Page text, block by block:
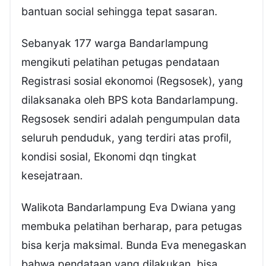
bantuan social sehingga tepat sasaran.
Sebanyak 177 warga Bandarlampung
mengikuti pelatihan petugas pendataan
Registrasi sosial ekonomoi (Regsosek), yang
dilaksanaka oleh BPS kota Bandarlampung.
Regsosek sendiri adalah pengumpulan data
seluruh penduduk, yang terdiri atas profil,
kondisi sosial, Ekonomi dqn tingkat
kesejatraan.
Walikota Bandarlampung Eva Dwiana yang
membuka pelatihan berharap, para petugas
bisa kerja maksimal. Bunda Eva menegaskan